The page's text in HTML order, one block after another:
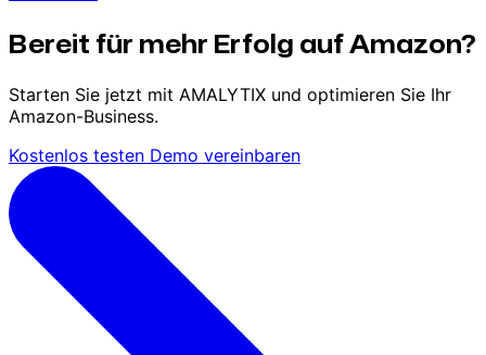
Bereit für mehr Erfolg auf Amazon?
Starten Sie jetzt mit AMALYTIX und optimieren Sie Ihr
Amazon-Business.
Kostenlos testen Demo vereinbaren